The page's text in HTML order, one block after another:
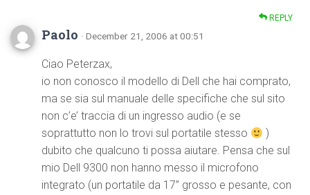
REPLY
Paolo · December 21, 2006 at 00:51
Ciao Peterzax,
io non conosco il modello di Dell che hai comprato,
ma se sia sul manuale delle specifiche che sul sito
non c’e’ traccia di un ingresso audio (e se
soprattutto non lo trovi sul portatile stesso
)
dubito che qualcuno ti possa aiutare. Pensa che sul
mio Dell 9300 non hanno messo il microfono
integrato (un portatile da 17” grosso e pesante, con